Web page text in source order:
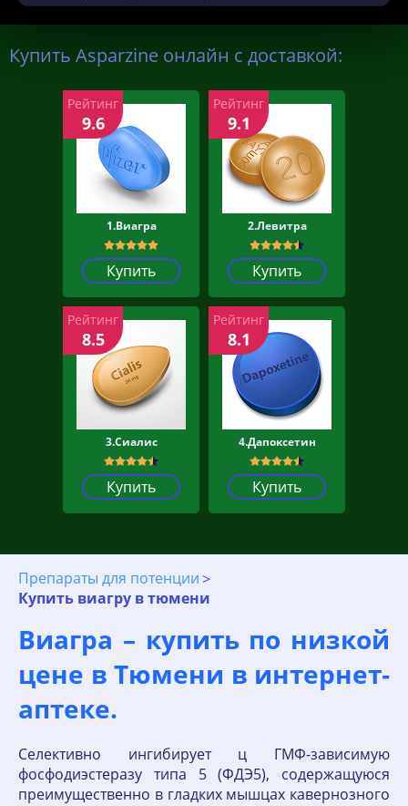
Купить Asparzine онлайн с доставкой:
1.Виагра
Купить
Рейтинг
9.6
2.Левитра
Купить
Рейтинг
9.1
3.Сиалис
Купить
Рейтинг
8.5
4.Дапоксетин
Купить
Рейтинг
8.1
Препараты для потенции
Купить виагру в тюмени
Виагра – купить по низкой
цене в Тюмени в интернет‐
аптеке.
Селективно ингибирует ц ГМФ-зависимую
фосфодиэстеразу типа 5 (ФДЭ5), содержащуюся
преимущественно в гладких мышцах кавернозного